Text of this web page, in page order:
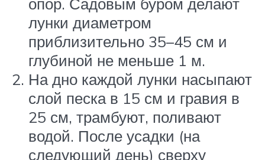
лунки диаметром
приблизительно 35–45 см и
глубиной не меньше 1 м.
На дно каждой лунки насыпают
слой песка в 15 см и гравия в
25 см, трамбуют, поливают
водой. После усадки (на
следующий день) сверху